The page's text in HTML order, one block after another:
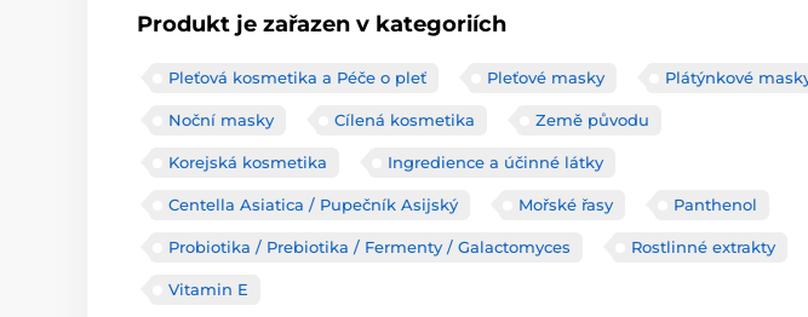
Produkt je zařazen v kategoriích
Pleťová kosmetika a Péče o pleť Pleťové masky Plátýnkové
Noční masky Cílená kosmetika Země původu
Korejská kosmetika Ingredience a účinné látky
Centella Asiatica / Pupečník Asijský Mořské řasy Panthenol
Probiotika / Prebiotika / Fermenty / Galactomyces Rostlinné extrakty
Vitamin E